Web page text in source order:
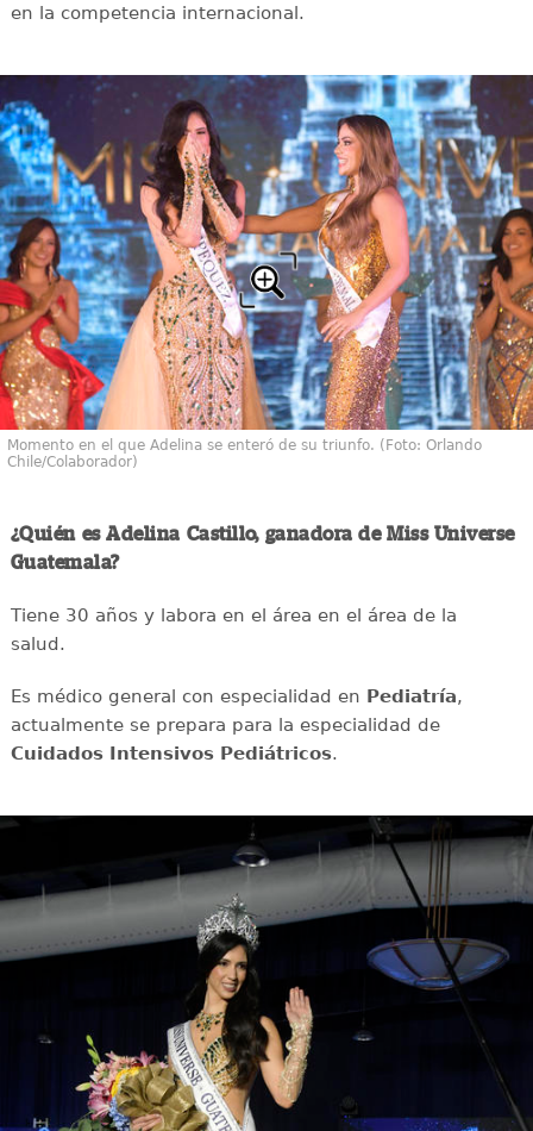
en la competencia internacional.
Momento en el que Adelina se enteró de su triunfo. (Foto: Orlando
Chile/Colaborador)
¿Quién es Adelina Castillo, ganadora de Miss Universe
Guatemala?
Tiene 30 años y labora en el área en el área de la
salud.
Es médico general con especialidad en Pediatría,
actualmente se prepara para la especialidad de
Cuidados Intensivos Pediátricos.